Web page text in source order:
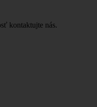
kontaktujte nás.